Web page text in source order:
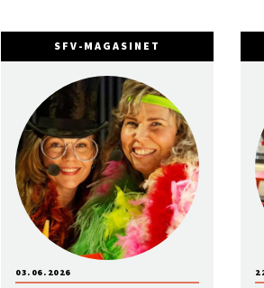
SFV-MAGASINET
03.06.2026